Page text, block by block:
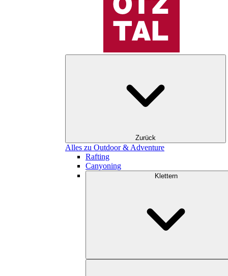
Zurück
Alles zu Outdoor & Adventure
Rafting
Canyoning
Klettern